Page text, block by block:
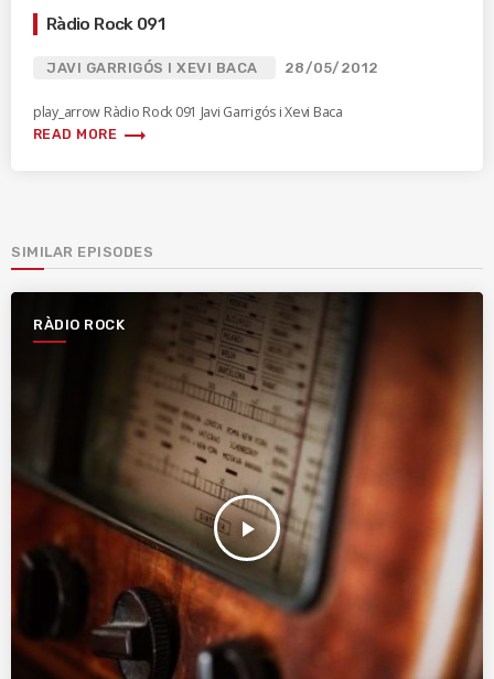
Ràdio Rock 091
JAVI GARRIGÓS I XEVI BACA 28/05/2012
play_arrow Ràdio Rock 091 Javi Garrigós i Xevi Baca
READ MORE trending_flat
SIMILAR EPISODES
RÀDIO ROCK
play_arrow